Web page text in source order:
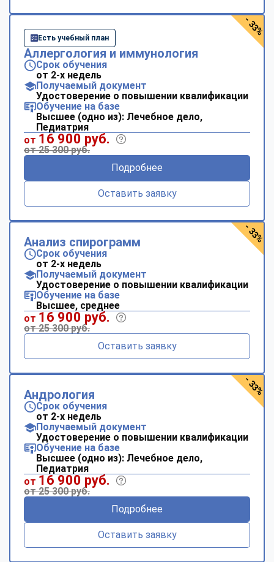
Есть учебный план
Аллергология и иммунология
Срок обучения
от 2-х недель
Получаемый документ
Удостоверение о повышении квалификации
Обучение на базе
Высшее (одно из): Лечебное дело,
Педиатрия
от 16 900 руб.
от 25 300 руб.
Подробнее
Оставить заявку
- 33%
Анализ спирограмм
Срок обучения
от 2-х недель
Получаемый документ
Удостоверение о повышении квалификации
Обучение на базе
Высшее, среднее
от 16 900 руб.
от 25 300 руб.
Оставить заявку
- 33%
Андрология
Срок обучения
от 2-х недель
Получаемый документ
Удостоверение о повышении квалификации
Обучение на базе
Высшее (одно из): Лечебное дело,
Педиатрия
от 16 900 руб.
от 25 300 руб.
Подробнее
Оставить заявку
- 33%